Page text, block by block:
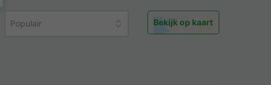
Populair Bekijk op kaart